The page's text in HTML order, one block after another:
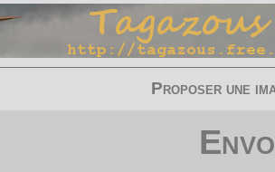
Proposer une